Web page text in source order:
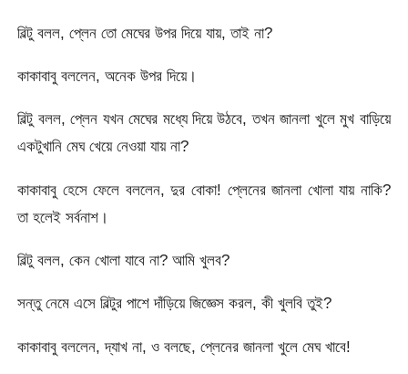
বিল্টু বলল, প্লেন তো মেঘের উপর দিয়ে যায়, তাই না?
কাকাবাবু বললেন, অনেক উপর দিয়ে।
বিল্টু বলল, প্লেন যখন মেঘের মধ্যে দিয়ে উঠবে, তখন জানলা খুলে মুখ বাড়িয়ে
একটুখানি মেঘ খেয়ে নেওয়া যায় না?
কাকাবাবু হেসে ফেলে বললেন, দুর বোকা! প্লেনের জানলা খোলা যায় নাকি?
তা হলেই সর্বনাশ।
বিল্টু বলল, কেন খোলা যাবে না? আমি খুলব?
সন্তু নেমে এসে বিল্টুর পাশে দাঁড়িয়ে জিজ্ঞেস করল, কী খুলবি তুই?
কাকাবাবু বললেন, দ্যাখ না, ও বলছে, প্লেনের জানলা খুলে মেঘ খাবে!